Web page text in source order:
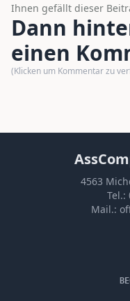
Ihnen gefällt dieser
Dann
einen
(Klicken um Kommentar zu
4563
Tel.:
Mail.: